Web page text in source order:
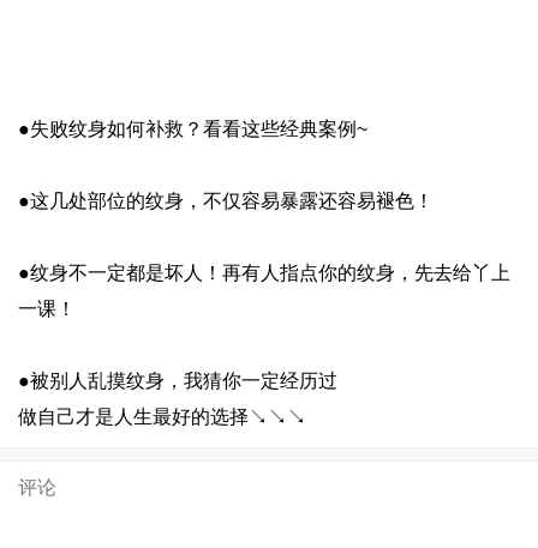
●失败纹身如何补救？看看这些经典案例~
●这几处部位的纹身，不仅容易暴露还容易褪色！
●纹身不一定都是坏人！再有人指点你的纹身，先去给丫上
一课！
●被别人乱摸纹身，我猜你一定经历过
做自己才是人生最好的选择↘↘↘